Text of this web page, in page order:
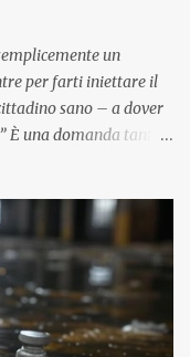
un
per farti iniettare il
sano – a dover
una domanda tanto
chiunque abbia
testa. Per il vaccino
condizionata,
utilizzate prima su
Lo si somministra